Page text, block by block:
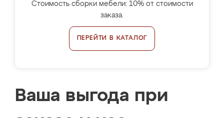
Стоимость сборки мебели: 10% от стоимости
заказа.
ПЕРЕЙТИ В КАТАЛОГ
Ваша выгода при